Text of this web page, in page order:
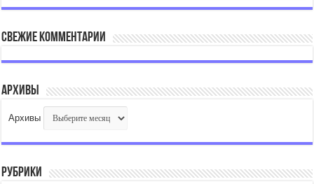
Свежие комментарии
Архивы
Архивы
Рубрики